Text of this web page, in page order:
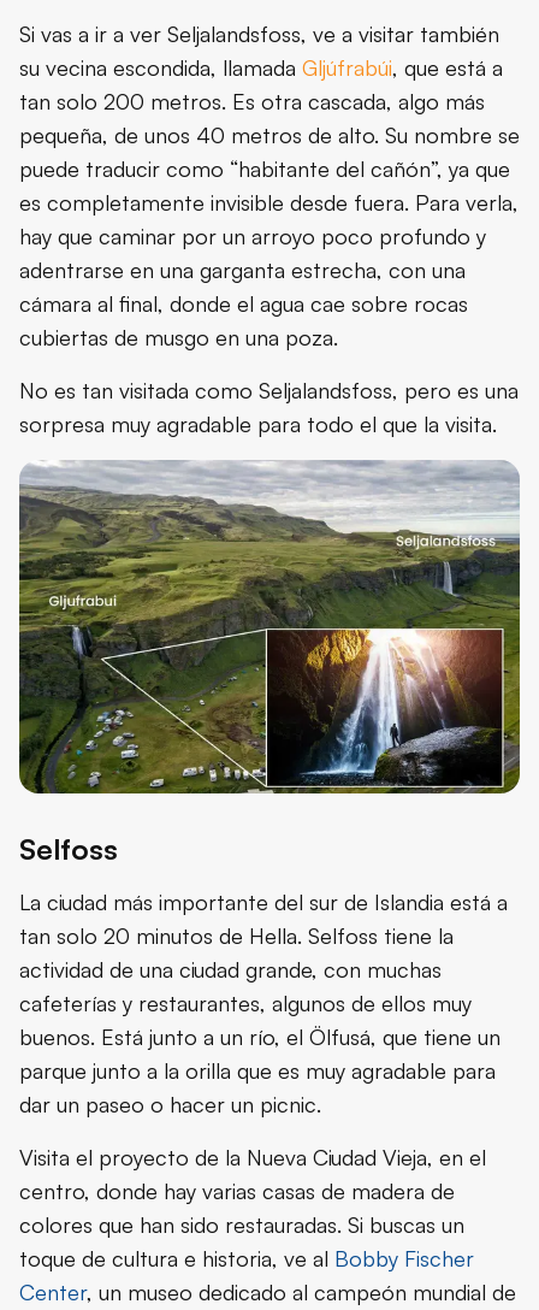
Si vas a ir a ver Seljalandsfoss, ve a visitar también
su vecina escondida, llamada Gljúfrabúi, que está a
tan solo 200 metros. Es otra cascada, algo más
pequeña, de unos 40 metros de alto. Su nombre se
puede traducir como “habitante del cañón”, ya que
es completamente invisible desde fuera. Para verla,
hay que caminar por un arroyo poco profundo y
adentrarse en una garganta estrecha, con una
cámara al final, donde el agua cae sobre rocas
cubiertas de musgo en una poza.
No es tan visitada como Seljalandsfoss, pero es una
sorpresa muy agradable para todo el que la visita.
Selfoss
La ciudad más importante del sur de Islandia está a
tan solo 20 minutos de Hella. Selfoss tiene la
actividad de una ciudad grande, con muchas
cafeterías y restaurantes, algunos de ellos muy
buenos. Está junto a un río, el Ölfusá, que tiene un
parque junto a la orilla que es muy agradable para
dar un paseo o hacer un picnic.
Visita el proyecto de la Nueva Ciudad Vieja, en el
centro, donde hay varias casas de madera de
colores que han sido restauradas. Si buscas un
toque de cultura e historia, ve al Bobby Fischer
Center, un museo dedicado al campeón mundial de